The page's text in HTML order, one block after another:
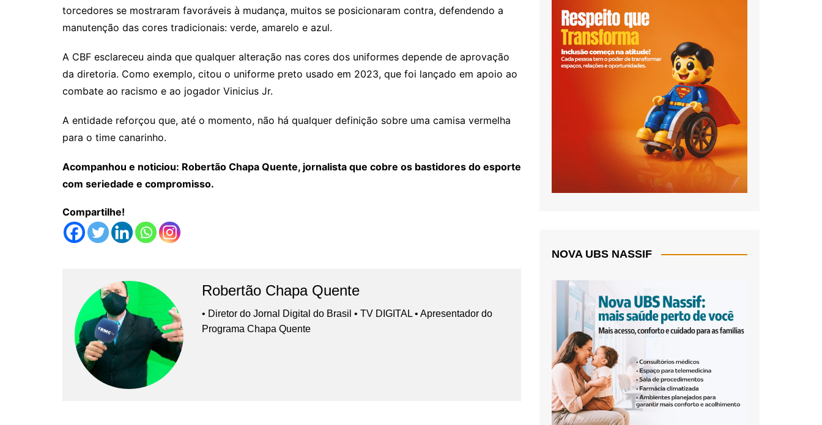
torcedores se mostraram favoráveis à mudança, muitos se posicionaram contra, defendendo a
manutenção das cores tradicionais: verde, amarelo e azul.
A CBF esclareceu ainda que qualquer alteração nas cores dos uniformes depende de aprovação
da diretoria. Como exemplo, citou o uniforme preto usado em 2023, que foi lançado em apoio ao
combate ao racismo e ao jogador Vinicius Jr.
A entidade reforçou que, até o momento, não há qualquer definição sobre uma camisa vermelha
para o time canarinho.
Acompanhou e noticiou: Robertão Chapa Quente, jornalista que cobre os bastidores do esporte
com seriedade e compromisso.
Compartilhe!
Robertão Chapa Quente
• Diretor do Jornal Digital do Brasil • TV DIGITAL • Apresentador do
Programa Chapa Quente
NOVA UBS NASSIF